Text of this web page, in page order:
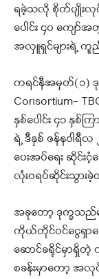
ရခဲ့သလို စိုက်ပျိုးလုပ်
ပေါင်း ၄၀ ကျေ
အလှူရှင်များရဲ့ ကူ
ကရင်နီအမှတ်(၁) ဒု
Consortium-
နှစ်ပေါင်း ၄၁ နှ
ရဲ့ ဒီနှစ် ဇန်နဝါ
ပေးအပ်‌ရေး ဆိုင်
လုံးဝရပ်ဆိုင်းသွားခဲ့
အခုတော့ ဒုက္ခသ
ကိုယ်တိုင်ဝင်ငွေရှာဖွ
ဆောင်ခရိုင်မှာရှိ
စခန်းမှာတော့ အ